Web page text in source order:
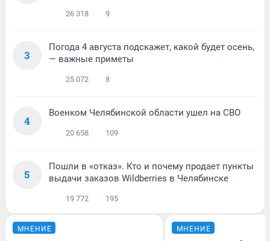
26 318 9
3
Погода 4 августа подскажет, какой будет осень,
— важные приметы
25 072 8
4
Военком Челябинской области ушел на СВО
20 658 109
5
Пошли в «отказ». Кто и почему продает пункты
выдачи заказов Wildberries в Челябинске
19 772 195
МНЕНИЕ МНЕНИЕ